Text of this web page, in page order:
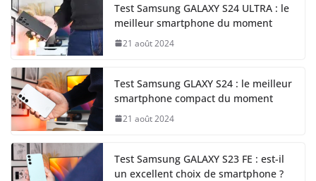
Test Samsung GALAXY S24 ULTRA : le
meilleur smartphone du moment
21 août 2024
Test Samsung GLAXY S24 : le meilleur
smartphone compact du moment
21 août 2024
Test Samsung GALAXY S23 FE : est-il
un excellent choix de smartphone ?